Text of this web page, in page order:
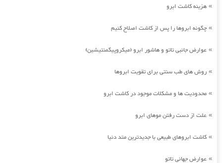
» هزینه کاشت ابرو
» چگونه ابروها را پس از کاشت اصلاح کنیم
» عوارض جانبی تاتو و هاشور ابرو (میکروپیگمنتیشین)
» روش های طب سنتی برای تقویت ابروها
» محدودیت ها و مشکلات موجود در کاشت ابرو
» علت از دست رفتن موهای ابرو
» کاشت ابروهای طبیعی با جدیدترین متد دنیا
» عوارض جهانی تاتو